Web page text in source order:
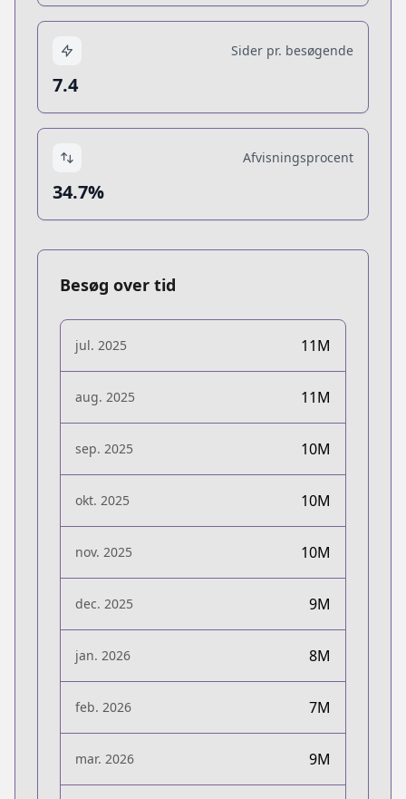
Sider pr. besøgende
7.4
Afvisningsprocent
34.7%
Besøg over tid
jul. 2025 11M
aug. 2025 11M
sep. 2025 10M
okt. 2025 10M
nov. 2025 10M
dec. 2025 9M
jan. 2026 8M
feb. 2026 7M
mar. 2026 9M